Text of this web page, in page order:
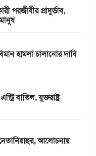
পরজীবীর প্রাদুর্ভাব,
হামলা চালানোর দাবি
বাতিল, যুক্তরাষ্ট্র
আলোচনায়